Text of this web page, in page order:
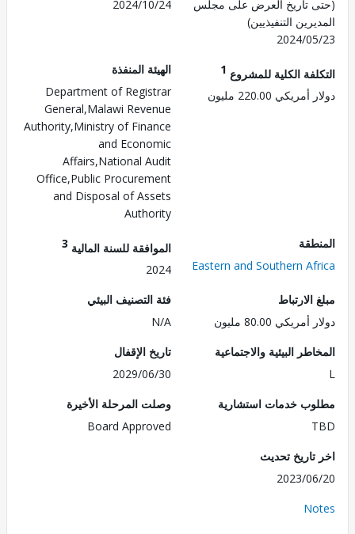
تاريخ العرض على مجلس
التنفيذيين)
2024/
2024/10/24
الكلية للمشروع1
220.00 مليون
الهيئة المنفذة
Department of Registrar
General,Malawi Revenue
Authority,Ministry of Finance
and Economic
Affairs,National Audit
Office,Public Procurement
and Disposal of Assets
Authority
Eastern and Southern
الموافقة للسنة المالية3
2024
80.00 مليون
فئة التصنيف البيئي
البيئية والاجتماعية
تاريخ الإقفال
2029/06/30
خدمات استشارية
وصلت المرحلة الأخيرة
Board Approved
تحديث
2023/